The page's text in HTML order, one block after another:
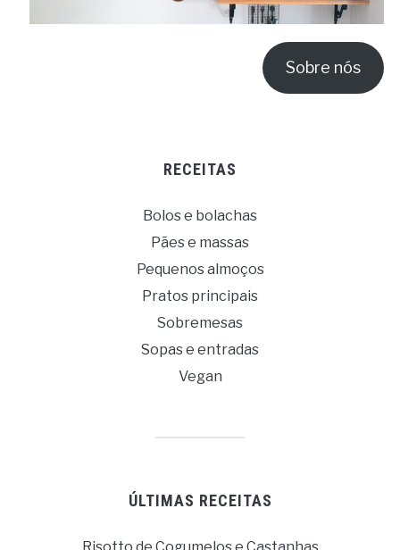
Sobre nós
RECEITAS
Bolos e bolachas
Pães e massas
Pequenos almoços
Pratos principais
Sobremesas
Sopas e entradas
Vegan
ÚLTIMAS RECEITAS
Risotto de Cogumelos e Castanhas